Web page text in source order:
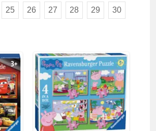
25 26 27 28 29 30